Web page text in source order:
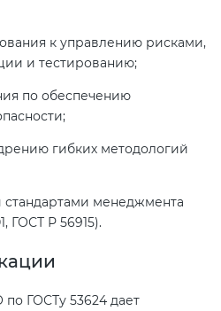
к управлению рисками,
и тестированию;
по обеспечению
гибких методологий
менеджмента
ГОСТ Р 56915).
ГОСТу 53624 дает
(ТР